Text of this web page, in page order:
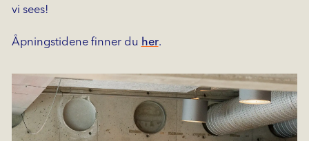
vi sees!
Åpningstidene finner du her.